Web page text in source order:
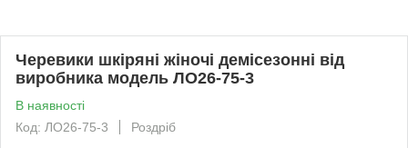
Черевики шкіряні жіночі демісезонні від
виробника модель ЛО26-75-3
В наявності
Код: ЛО26-75-3
Роздріб